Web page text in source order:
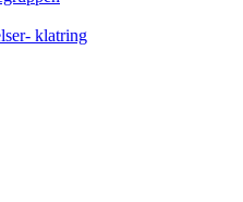
klatring